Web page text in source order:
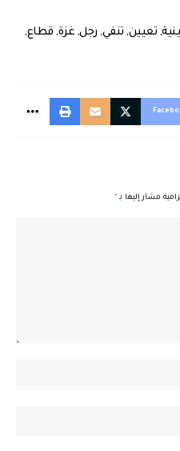
, تعيين, تنفي, رجل, غزة, قطاع,
مشار إليها بـ *